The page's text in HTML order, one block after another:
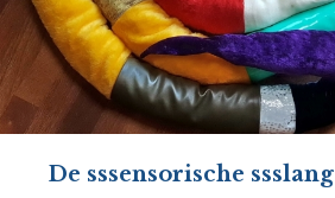
De sssensorische ssslang